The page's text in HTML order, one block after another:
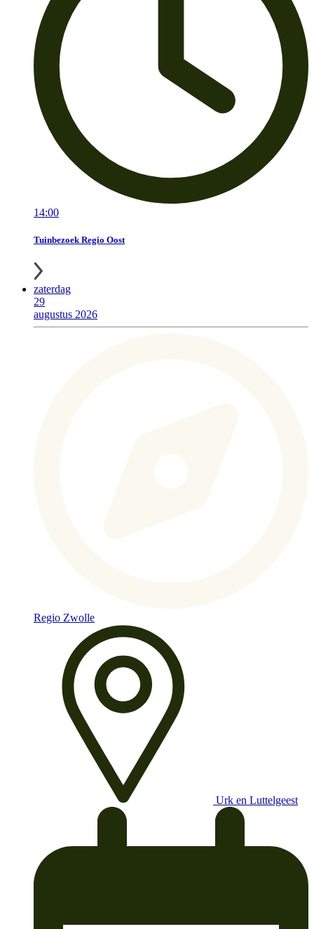
14:00
Tuinbezoek Regio Oost
zaterdag
29
augustus 2026
Regio Zwolle
Urk en Luttelgeest